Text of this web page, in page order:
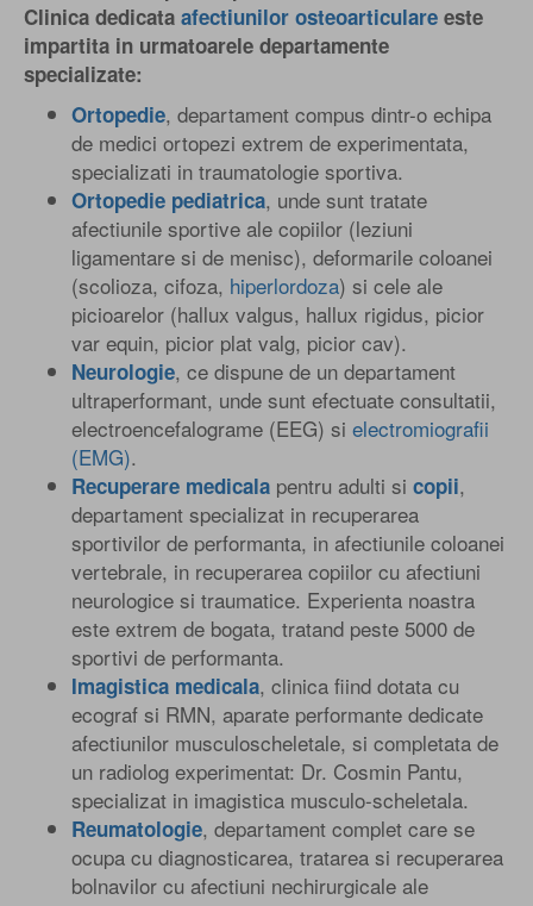
Clinica dedicata afectiunilor osteoarticulare este
impartita in urmatoarele departamente
specializate:
Ortopedie, departament compus dintr-o echipa
de medici ortopezi extrem de experimentata,
specializati in traumatologie sportiva.
Ortopedie pediatrica, unde sunt tratate
afectiunile sportive ale copiilor (leziuni
ligamentare si de menisc), deformarile coloanei
(scolioza, cifoza, hiperlordoza) si cele ale
picioarelor (hallux valgus, hallux rigidus, picior
var equin, picior plat valg, picior cav).
Neurologie, ce dispune de un departament
ultraperformant, unde sunt efectuate consultatii,
electroencefalograme (EEG) si electromiografii
(EMG).
Recuperare medicala pentru adulti si copii,
departament specializat in recuperarea
sportivilor de performanta, in afectiunile coloanei
vertebrale, in recuperarea copiilor cu afectiuni
neurologice si traumatice. Experienta noastra
este extrem de bogata, tratand peste 5000 de
sportivi de performanta.
Imagistica medicala, clinica fiind dotata cu
ecograf si RMN, aparate performante dedicate
afectiunilor musculoscheletale, si completata de
un radiolog experimentat: Dr. Cosmin Pantu,
specializat in imagistica musculo-scheletala.
Reumatologie, departament complet care se
ocupa cu diagnosticarea, tratarea si recuperarea
bolnavilor cu afectiuni nechirurgicale ale